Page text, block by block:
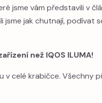
jsme vám představili v
jsme jak chutnají, podívat
než IQOS ILUMA!
v celé krabičce. Všechny